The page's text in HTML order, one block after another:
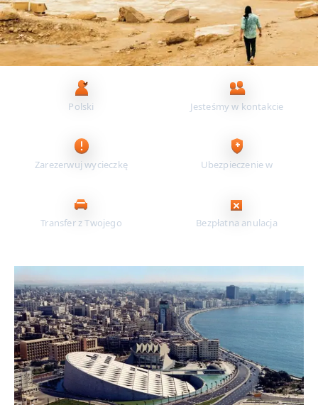
Polski
Jesteśmy w kontakcie
Zarezerwuj wycieczkę
Ubezpieczenie w
Transfer z Twojego
Bezpłatna anulacja